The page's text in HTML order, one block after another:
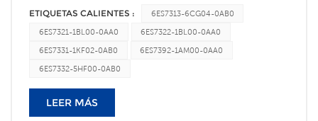
0AA01FL6042-2AF21-1MA13WL6ES7288-1ST30-
0AA16SL3210-5FB10-2UA23RK3VA/3VM/3VT86ES7288-
7DP01-0AA06SL3210-5FB10-21F23RK1301-0AB13-
1AB43KC 5TR6ES7288-3AQ04-0AA06SL3255-0AA00-
0AA4 (3倍过载)6SL3120-1TE13-0AD0 Módulos de motor
individual, 5A6SL3120-1TE15-0AA4 (3倍过载)6SL3120-1TE15-
0AD0 Módulos de motor único, 9A6SL3120-1TE21-0AA4 (3
grande que el del S7-300, su estructura es similar, el
conector frontal cuenta con espacio para el cableado y
proporciona componentes de alimentación especiales, un
soporte de blindaje y una tarjeta de cableado, lo que facilita
el cableado y aumenta la fiabilidad. Además, gracias a la
pantalla LED en la CPU, la serie S7-1500 permite a los
ETIQUETAS CALIENTES : 6ES7313-6CG04-0AB0
6ES7321-1BL00-0AA0 6ES7322-1BL00-0AA0
6ES7331-1KF02-0AB0 6ES7392-1AM00-0AA0
6ES7332-5HF00-0AB0
LEER MÁS